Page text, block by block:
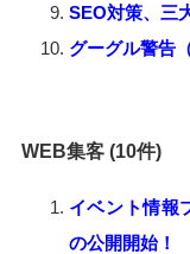
SEO対策、三
グーグル警告
WEB集客 (10件)
イベント情報
の公開開始！